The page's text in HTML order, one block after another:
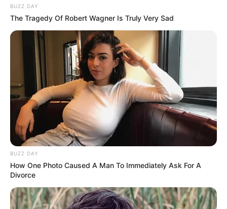
BUZZ DAY
The Tragedy Of Robert Wagner Is Truly Very Sad
BUZZ DAY
How One Photo Caused A Man To Immediately Ask For A
Divorce